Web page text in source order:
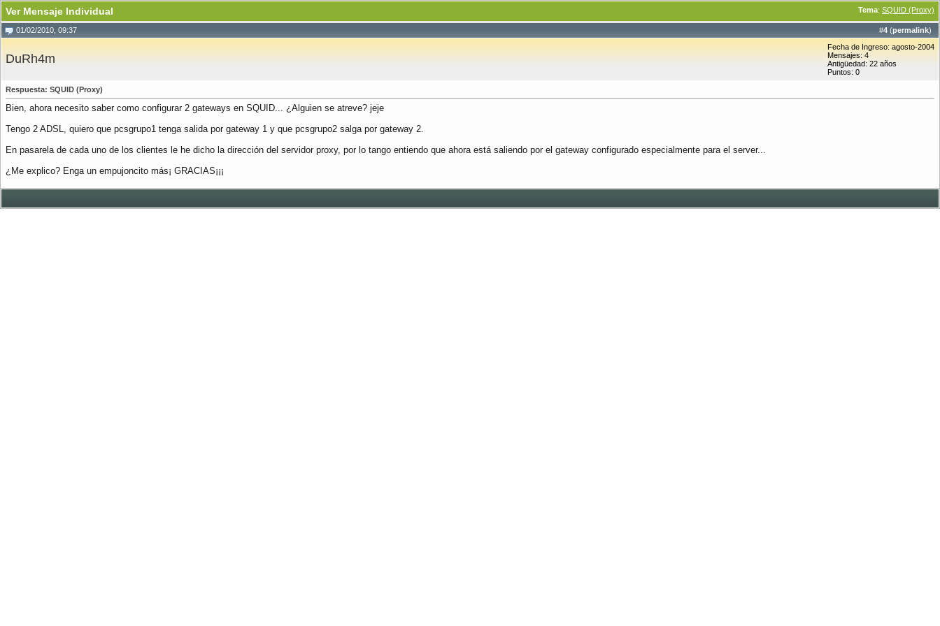
Tema: SQUID (Proxy)
Ver Mensaje Individual
#4 (permalink)
01/02/2010, 09:37
DuRh4m
Fecha de Ingreso: agosto-2004
Mensajes: 4
Antigüedad: 22 años
Puntos: 0
Respuesta: SQUID (Proxy)
Bien, ahora necesito saber como configurar 2 gateways en SQUID... ¿Alguien se atreve? jeje
Tengo 2 ADSL, quiero que pcsgrupo1 tenga salida por gateway 1 y que pcsgrupo2 salga por gateway 2.
En pasarela de cada uno de los clientes le he dicho la dirección del servidor proxy, por lo tango entiendo que ahora está saliendo por el gateway configurado especialmente para el server...
¿Me explico? Enga un empujoncito más¡ GRACIAS¡¡¡